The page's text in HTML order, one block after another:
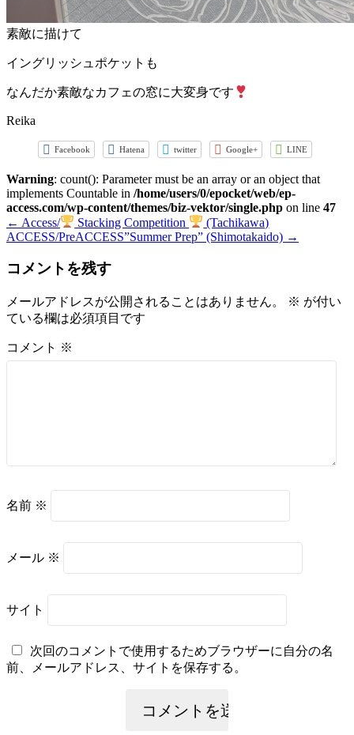
素敵に描けて
イングリッシュポケットも
なんだか素敵なカフェの窓に大変身です
Reika
Facebook Hatena twitter Google+ LINE
Warning: count(): Parameter must be an array or an object that
implements Countable in /home/users/0/epocket/web/ep-
access.com/wp-content/themes/biz-vektor/single.php on line 47
← Access/ Stacking Competition
(Tachikawa)
ACCESS/PreACCESS”Summer Prep” (Shimotakaido) →
コメントを残す
メールアドレスが公開されることはありません。 ※ が付い
ている欄は必須項目です
コメント ※
名前 ※
メール ※
サイト
次回のコメントで使用するためブラウザーに自分の名
前、メールアドレス、サイトを保存する。